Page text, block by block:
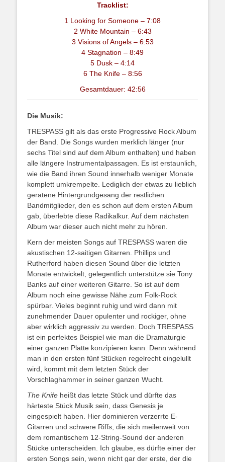
Tracklist:
1 Looking for Someone – 7:08
2 White Mountain – 6:43
3 Visions of Angels – 6:53
4 Stagnation – 8:49
5 Dusk – 4:14
6 The Knife – 8:56
Gesamtdauer: 42:56
Die Musik:
TRESPASS gilt als das erste Progressive Rock Album
der Band. Die Songs wurden merklich länger (nur
sechs Titel sind auf dem Album enthalten) und haben
alle längere Instrumentalpassagen. Es ist erstaunlich,
wie die Band ihren Sound innerhalb weniger Monate
komplett umkrempelte. Lediglich der etwas zu lieblich
geratene Hintergrundgesang der restlichen
Bandmitglieder, den es schon auf dem ersten Album
gab, überlebte diese Radikalkur. Auf dem nächsten
Album war dieser auch nicht mehr zu hören.
Kern der meisten Songs auf TRESPASS waren die
akustischen 12-saitigen Gitarren. Phillips und
Rutherford haben diesen Sound über die letzten
Monate entwickelt, gelegentlich unterstütze sie Tony
Banks auf einer weiteren Gitarre. So ist auf dem
Album noch eine gewisse Nähe zum Folk-Rock
spürbar. Vieles beginnt ruhig und wird dann mit
zunehmender Dauer opulenter und rockiger, ohne
aber wirklich aggressiv zu werden. Doch TRESPASS
ist ein perfektes Beispiel wie man die Dramaturgie
einer ganzen Platte konzipieren kann. Denn während
man in den ersten fünf Stücken regelrecht eingelullt
wird, kommt mit dem letzten Stück der
Vorschlaghammer in seiner ganzen Wucht.
The Knife heißt das letzte Stück und dürfte das
härteste Stück Musik sein, dass Genesis je
eingespielt haben. Hier dominieren verzerrte E-
Gitarren und schwere Riffs, die sich meilenweit von
dem romantischem 12-String-Sound der anderen
Stücke unterscheiden. Ich glaube, es dürfte einer der
ersten Songs sein, wenn nicht gar der erste, der die